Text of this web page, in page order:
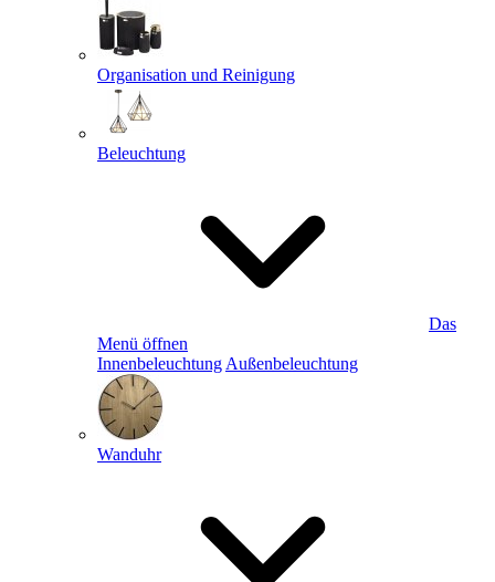
Organisation und Reinigung
Beleuchtung
Das
Menü öffnen
Innenbeleuchtung Außenbeleuchtung
Wanduhr